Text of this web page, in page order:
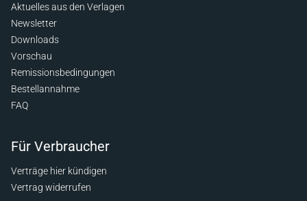
Aktuelles aus den Verlagen
Newsletter
Downloads
Vorschau
Remissionsbedingungen
Bestellannahme
FAQ
Für Verbraucher
Verträge hier kündigen
Vertrag widerrufen